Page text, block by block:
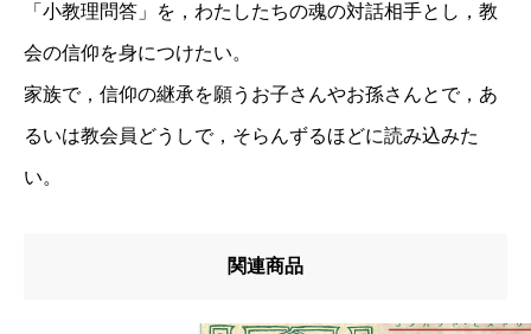
「小教理問答」を，わたしたちの魂の対話相手とし，教
会の信仰を身につけたい。
家族で，信仰の継承を願うお子さんやお孫さんとで，あ
るいは教会員どうしで，そらんずるほどに読み込みた
い。
関連商品